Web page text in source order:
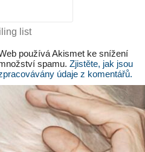
list
používá Akismet ke snížení
spamu. Zjistěte, jak jsou
údaje z komentářů.